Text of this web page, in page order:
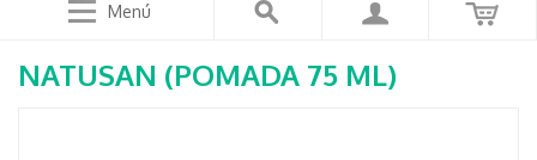
Menú
NATUSAN (POMADA 75 ML)